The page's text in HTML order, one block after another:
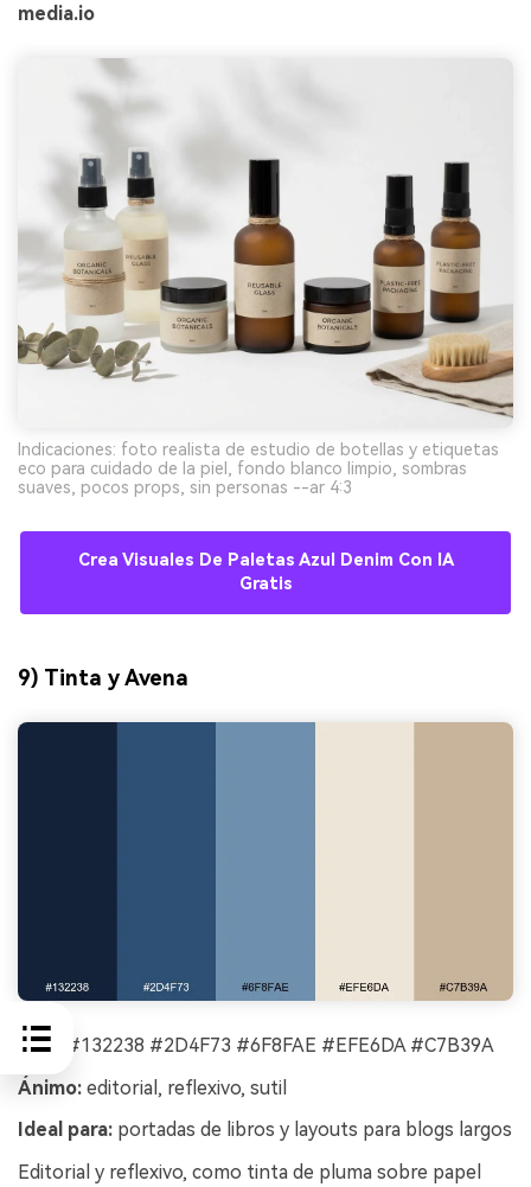
media.io
Indicaciones: foto realista de estudio de botellas y etiquetas
eco para cuidado de la piel, fondo blanco limpio, sombras
suaves, pocos props, sin personas --ar 4:3
Crea Visuales De Paletas Azul Denim Con IA
Gratis
9) Tinta y Avena
HEX:
#132238 #2D4F73 #6F8FAE #EFE6DA #C7B39A
Ánimo: editorial, reflexivo, sutil
Ideal para: portadas de libros y layouts para blogs largos
Editorial y reflexivo, como tinta de pluma sobre papel